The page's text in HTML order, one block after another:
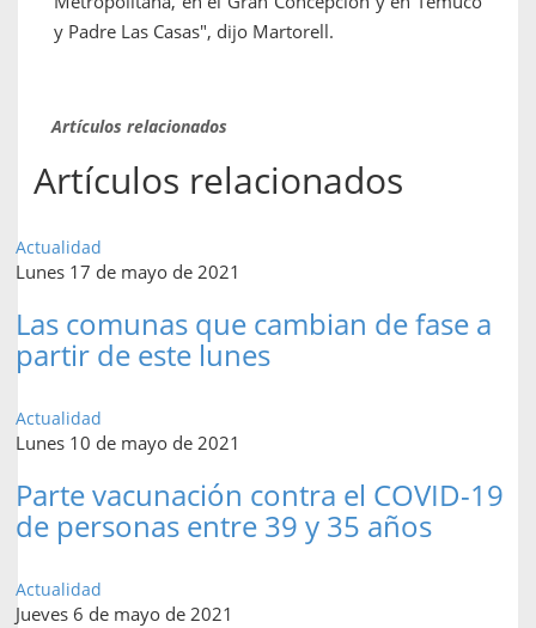
y Padre Las Casas", dijo Martorell.
Artículos relacionados
Artículos relacionados
Actualidad
Lunes 17 de mayo de 2021
Las comunas que cambian de fase a
partir de este lunes
Actualidad
Lunes 10 de mayo de 2021
Parte vacunación contra el COVID-19
de personas entre 39 y 35 años
Actualidad
Jueves 6 de mayo de 2021